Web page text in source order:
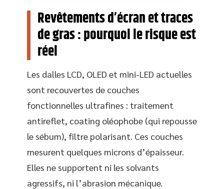
Revêtements d’écran et traces
de gras : pourquoi le risque est
réel
Les dalles LCD, OLED et mini-LED actuelles
sont recouvertes de couches
fonctionnelles ultrafines : traitement
antireflet, coating oléophobe (qui repousse
le sébum), filtre polarisant. Ces couches
mesurent quelques microns d’épaisseur.
Elles ne supportent ni les solvants
agressifs, ni l’abrasion mécanique.